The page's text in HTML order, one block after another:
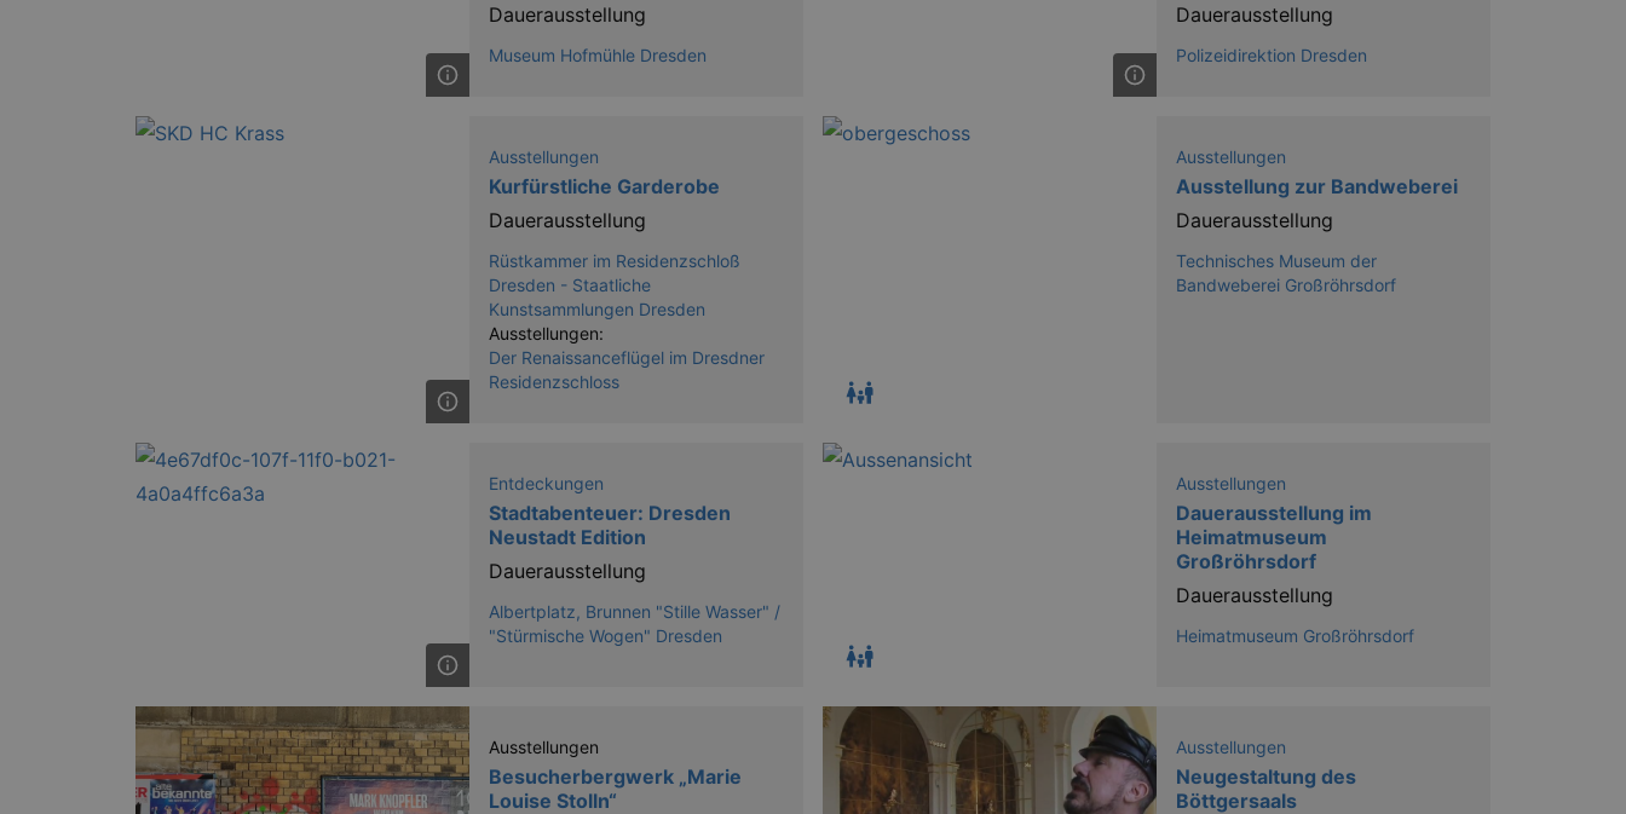
Dauerausstellung
Museum Hofmühle Dresden
Dauerausstellung
Polizeidirektion Dresden
Ausstellungen
Kurfürstliche Garderobe
Dauerausstellung
Rüstkammer im Residenzschloß
Dresden - Staatliche
Kunstsammlungen Dresden
Ausstellungen:
Der Renaissanceflügel im Dresdner
Residenzschloss
Ausstellungen
Ausstellung zur Bandweberei
Dauerausstellung
Technisches Museum der
Bandweberei Großröhrsdorf
Entdeckungen
Stadtabenteuer: Dresden
Neustadt Edition
Dauerausstellung
Albertplatz, Brunnen "Stille Wasser" /
"Stürmische Wogen" Dresden
Ausstellungen
Dauerausstellung im
Heimatmuseum
Großröhrsdorf
Dauerausstellung
Heimatmuseum Großröhrsdorf
Ausstellungen
Besucherbergwerk „Marie
Louise Stolln“
Ausstellungen
Neugestaltung des
Böttgersaals